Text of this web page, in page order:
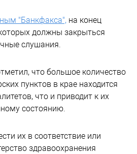
"Банкфакса", на конец
должны закрыться
слушания.
что большое количество
пунктов в крае находится
что и приводит к их
состоянию.
их в соответствие или
здравоохранения